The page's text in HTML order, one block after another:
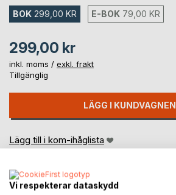
BOK 299,00 KR E-BOK 79,00 KR
299,00 kr
inkl. moms / exkl. frakt
Tillgänglig
LÄGG I KUNDVAGNEN
Lägg till i kom-ihåglista
Vi respekterar dataskydd